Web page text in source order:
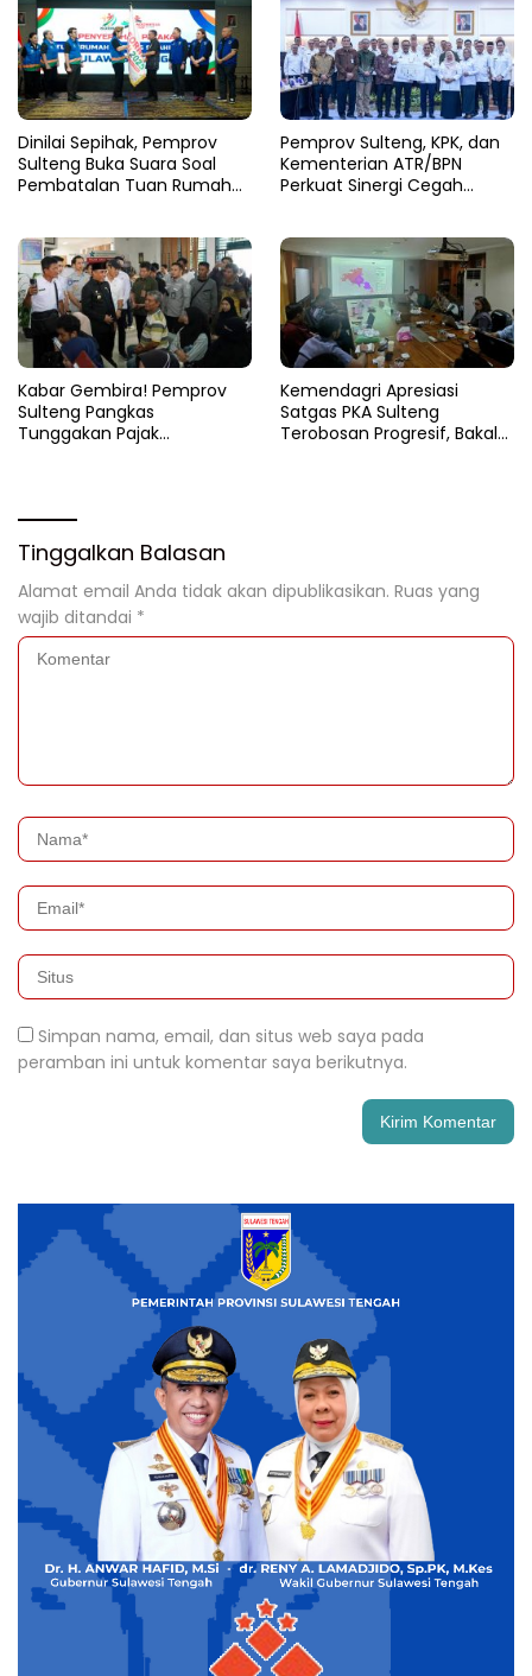
Dinilai Sepihak, Pemprov
Sulteng Buka Suara Soal
Pembatalan Tuan Rumah
Pemprov Sulteng, KPK, dan
Kementerian ATR/BPN
Perkuat Sinergi Cegah
Kabar Gembira! Pemprov
Sulteng Pangkas
Tunggakan Pajak
Kemendagri Apresiasi
Satgas PKA Sulteng
Terobosan Progresif, Bakal
Tinggalkan Balasan
Alamat email Anda tidak akan dipublikasikan. Ruas yang
wajib ditandai *
Simpan nama, email, dan situs web saya pada
peramban ini untuk komentar saya berikutnya.